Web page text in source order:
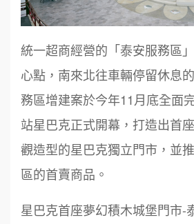
統一超商經營的「泰安服務區
心點，南來北往車輛停留休息
務區增建案於今年11月底全面
站星巴克正式開幕，打造出首
觀造型的星巴克獨立門市，並
區的首賣商品。
星巴克首座夢幻積木城堡門市-